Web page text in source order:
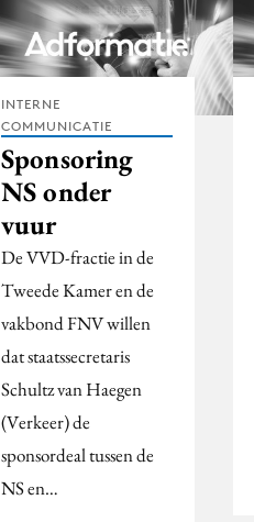
INTERNE
COMMUNICATIE
Sponsoring
NS onder
vuur
De VVD-fractie in de
Tweede Kamer en de
vakbond FNV willen
dat staatssecretaris
Schultz van Haegen
(Verkeer) de
sponsordeal tussen de
NS en…